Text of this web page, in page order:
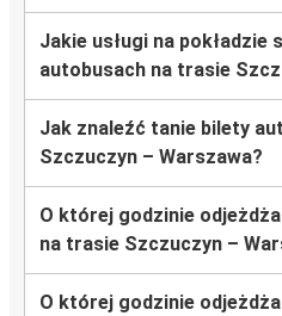
Jakie usługi na pokładzie
autobusach na trasie
Jak znaleźć tanie bilety
Szczuczyn – Warszawa?
O której godzinie
na trasie Szczuczyn –
O której godzinie